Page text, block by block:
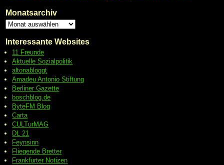
Monatsarchiv
Interessante Websites
11 Freunde
Aktuelle Sozialpolitik
altonabloggt
Amadeu Antonio Stiftung
Berliner Gazette
boschblog.de
ByteFM Blog
Carta
CULTurMAG
DL 21
Feynsinn
Fliegende Bretter
Frankfurter Notizen